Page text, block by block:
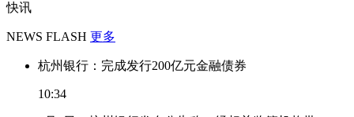
快讯
NEWS FLASH 更多
杭州银行：完成发行200亿元金融债券
10:34